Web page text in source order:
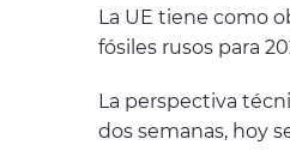
La UE tiene como
fósiles rusos para
La perspectiva
dos semanas, hoy